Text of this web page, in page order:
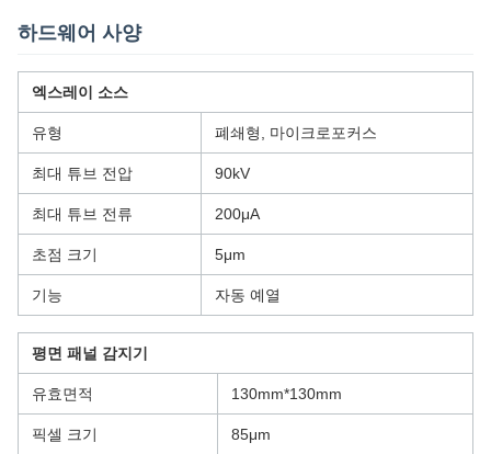
하드웨어 사양
엑스레이 소스
유형 폐쇄형, 마이크로포커스
최대 튜브 전압 90kV
최대 튜브 전류 200μA
초점 크기 5μm
기능 자동 예열
평면 패널 감지기
유효면적 130mm*130mm
픽셀 크기 85μm